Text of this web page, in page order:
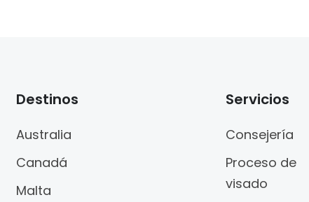
Destinos
Australia
Canadá
Malta
Servicios
Consejería
Proceso de
visado